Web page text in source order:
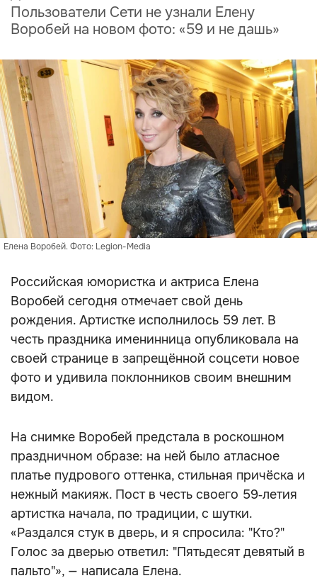
Пользователи Сети не узнали Елену
Воробей на новом фото: «59 и не дашь»
Елена Воробей. Фото: Legion-Media
Российская юмористка и актриса Елена
Воробей сегодня отмечает свой день
рождения. Артистке исполнилось 59 лет. В
честь праздника именинница опубликовала на
своей странице в запрещённой соцсети новое
фото и удивила поклонников своим внешним
видом.
На снимке Воробей предстала в роскошном
праздничном образе: на ней было атласное
платье пудрового оттенка, стильная причёска и
нежный макияж. Пост в честь своего 59‑летия
артистка начала, по традиции, с шутки.
«Раздался стук в дверь, и я спросила: "Кто?"
Голос за дверью ответил: "Пятьдесят девятый в
пальто"», — написала Елена.